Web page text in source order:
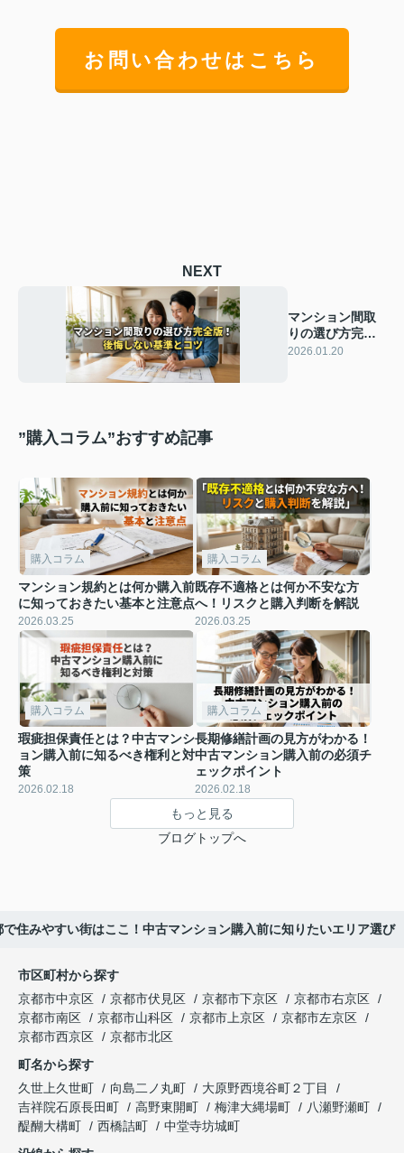
お問い合わせはこちら
NEXT
マンション間取
りの選び方完全
版！後悔しない
2026.01.20
”購入コラム”おすすめ記事
購入コラム
マンション規約とは何か購入前
に知っておきたい基本と注意点
2026.03.25
購入コラム
既存不適格とは何か不安な方
へ！リスクと購入判断を解説
2026.03.25
購入コラム
瑕疵担保責任とは？中古マンシ
ョン購入前に知るべき権利と対
策
2026.02.18
購入コラム
長期修繕計画の見方がわかる！
中古マンション購入前の必須チ
ェックポイント
2026.02.18
もっと見る
ブログトップへ
で住みやすい街はここ！中古マンション購入前に知りたいエリア選び
市区町村から探す
京都市中京区
京都市伏見区 京都市下京区
京都市右京区
京都市南区
京都市山科区 京都市上京区
京都市左京区
京都市西京区
京都市北区
町名から探す
久世上久世町
向島二ノ丸町
大原野西境谷町２丁目
吉祥院石原長田町
高野東開町 梅津大縄場町
八瀬野瀬町
醍醐大構町
西橋詰町
中堂寺坊城町